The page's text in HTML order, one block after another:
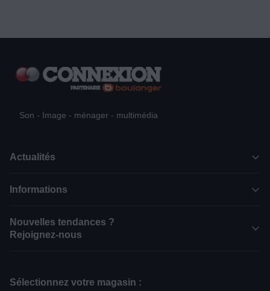
Son - Image - ménager - multimédia
Actualités
Informations
Nouvelles tendances ?
Rejoignez-nous
Sélectionnez votre magasin :